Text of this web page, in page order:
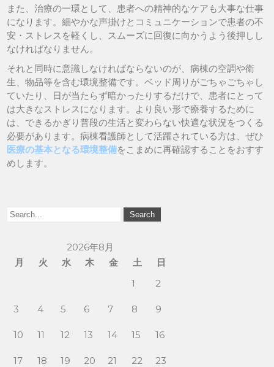
また、治療の一環として、患者への精神的なケアも大事な仕事
になります。細やかな声掛けとコミュニケーションで患者の不
安・ストレスを軽くし、スムーズに回復に向かうよう後押しし
なければなりません。
それと同時に意識しなければならないのが、病棟の空調や衛
生、物品等を含む環境整備です。ベッド周りがごちゃごちゃし
ていたり、日が当たらず暗かったりするだけで、患者にとって
は大きなストレスになります。より良い形で療養するために
は、できるかぎり普段の生活と変わらない快適な状況をつくる
必要があります。病棟看護師として活躍されている方は、ぜひ
医療の基本となる環境整備をこまめに再確認することをおすす
めします。
2026年8月
月
火 水 木 金 土
日
1
2
3 4 5 6 7 8 9
10 11 12 13 14 15 16
17 18 19 20 21 22 23